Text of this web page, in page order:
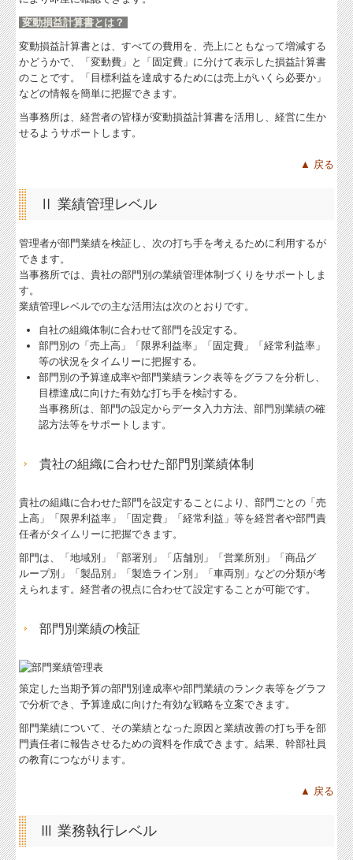
変動損益計算書とは？
変動損益計算書とは、すべての費用を、売上にともなって増減する
かどうかで、「変動費」と「固定費」に分けて表示した損益計算書
のことです。「目標利益を達成するためには売上がいくら必要か」
などの情報を簡単に把握できます。
当事務所は、経営者の皆様が変動損益計算書を活用し、経営に生か
せるようサポートします。
▲ 戻る
Ⅱ 業績管理レベル
管理者が部門業績を検証し、次の打ち手を考えるために利用するが
できます。
当事務所では、貴社の部門別の業績管理体制づくりをサポートしま
す。
業績管理レベルでの主な活用法は次のとおりです。
自社の組織体制に合わせて部門を設定する。
部門別の「売上高」「限界利益率」「固定費」「経常利益率」
等の状況をタイムリーに把握する。
部門別の予算達成率や部門業績ランク表等をグラフを分析し、
目標達成に向けた有効な打ち手を検討する。
当事務所は、部門の設定からデータ入力方法、部門別業績の確
認方法等をサポートします。
貴社の組織に合わせた部門別業績体制
貴社の組織に合わせた部門を設定することにより、部門ごとの「売
上高」「限界利益率」「固定費」「経常利益」等を経営者や部門責
任者がタイムリーに把握できます。
部門は、「地域別」「部署別」「店舗別」「営業所別」「商品グ
ループ別」「製品別」「製造ライン別」「車両別」などの分類が考
えられます。経営者の視点に合わせて設定することが可能です。
部門別業績の検証
策定した当期予算の部門別達成率や部門業績のランク表等をグラフ
で分析でき、予算達成に向けた有効な戦略を立案できます。
部門業績について、その業績となった原因と業績改善の打ち手を部
門責任者に報告させるための資料を作成できます。結果、幹部社員
の教育につながります。
▲ 戻る
Ⅲ業務執行レベル